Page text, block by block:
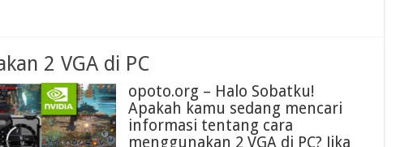
2 VGA di PC
opoto.org – Halo Sobatku!
Apakah kamu sedang mencari
informasi tentang cara
menggunakan 2 VGA di PC? Jika